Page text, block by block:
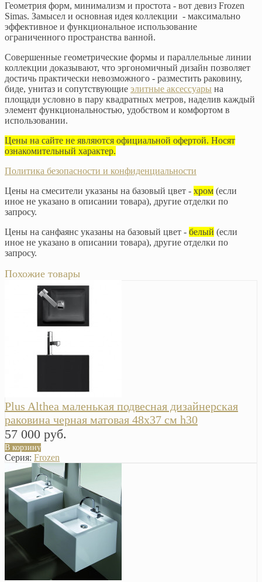
Геометрия форм, минимализм и простота - вот девиз Frozen
Simas. Замысел и основная идея коллекции - максимально
эффективное и функциональное использование
ограниченного пространства ванной.
Совершенные геометрические формы и параллельные линии
коллекции доказывают, что эргономичный дизайн позволяет
достичь практически невозможного - разместить раковину,
биде, унитаз и сопутствующие элитные аксессуары на
площади условно в пару квадратных метров, наделив каждый
элемент функциональностью, удобством и комфортом в
использовании.
Цены на сайте не являются официальной офертой. Носят
ознакомительный характер.
Политика безопасности и конфиденциальности
Цены на смесители указаны на базовый цвет - хром (если
иное не указано в описании товара), другие отделки по
запросу.
Цены на санфаянс указаны на базовый цвет - белый (если
иное не указано в описании товара), другие отделки по
запросу.
Похожие товары
Plus Althea маленькая подвесная дизайнерская
раковина черная матовая 48х37 см h30
57 000 руб.
В корзину
Серия: Frozen